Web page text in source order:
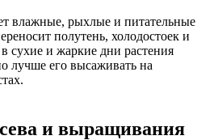
влажные, рыхлые и питательные
полутень, холодостоек и
сухие и жаркие дни растения
лучше его высаживать на
и выращивания